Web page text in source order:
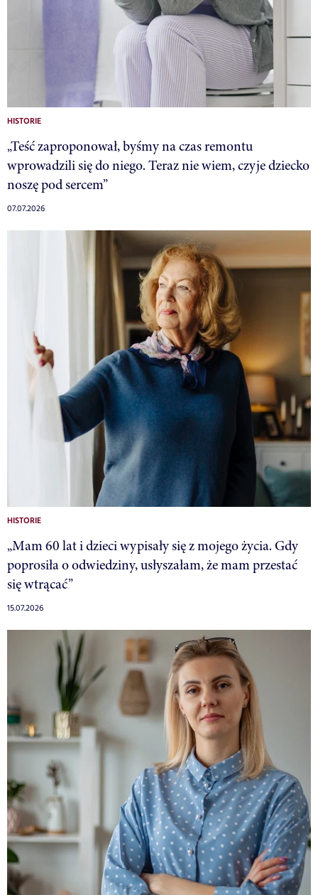
HISTORIE
„Teść zaproponował, byśmy na czas remontu
wprowadzili się do niego. Teraz nie wiem, czyje dziecko
noszę pod sercem”
07.07.2026
HISTORIE
„Mam 60 lat i dzieci wypisały się z mojego życia. Gdy
poprosiła o odwiedziny, usłyszałam, że mam przestać
się wtrącać”
15.07.2026